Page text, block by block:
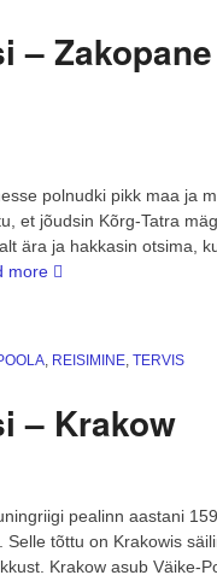
–
polnudki pikk maa ja
et jõudsin Kõrg-Tatra
ära ja hakkasin otsima,
more “Seiklusreis
–
ja
, REISIMINE, TERVIS
– Krakow
pealinn aastani
Selle tõttu on Krakowis
Krakow asub Väike-